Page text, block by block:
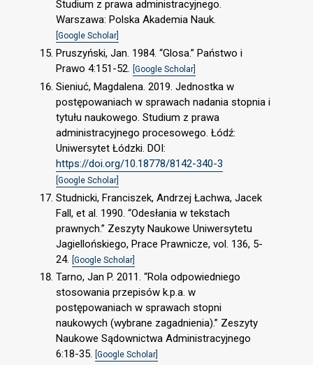
Studium z prawa administracyjnego.
Warszawa: Polska Akademia Nauk.
[Google Scholar]
Pruszyński, Jan. 1984. “Glosa.” Państwo i
Prawo 4:151-52. [Google Scholar]
Sieniuć, Magdalena. 2019. Jednostka w
postępowaniach w sprawach nadania stopnia i
tytułu naukowego. Studium z prawa
administracyjnego procesowego. Łódź:
Uniwersytet Łódzki. DOI:
https://doi.org/10.18778/8142-340-3
[Google Scholar]
Studnicki, Franciszek, Andrzej Łachwa, Jacek
Fall, et al. 1990. “Odesłania w tekstach
prawnych.” Zeszyty Naukowe Uniwersytetu
Jagiellońskiego, Prace Prawnicze, vol. 136, 5-
24.
[Google Scholar]
Tarno, Jan P. 2011. “Rola odpowiedniego
stosowania przepisów k.p.a. w
postępowaniach w sprawach stopni
naukowych (wybrane zagadnienia).” Zeszyty
Naukowe Sądownictwa Administracyjnego
6:18-35. [Google Scholar]